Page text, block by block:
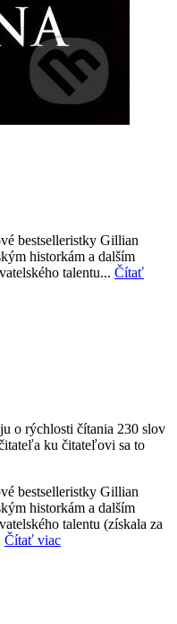
bestselleristky Gillian
historkám a dalším
talentu... Čítať
o rýchlosti čítania 230 slov
ku čitateľovi sa to
bestselleristky Gillian
historkám a dalším
talentu (získala za
Čítať viac